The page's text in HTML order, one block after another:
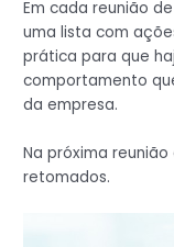
Em cada reunião de
uma lista com
prática para que
comportamento
da empresa.
Na próxima reunião
retomados.